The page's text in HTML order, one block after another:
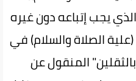
يجب إتباعه دون غيره
الصلاة والسلام) في
المنقول عن